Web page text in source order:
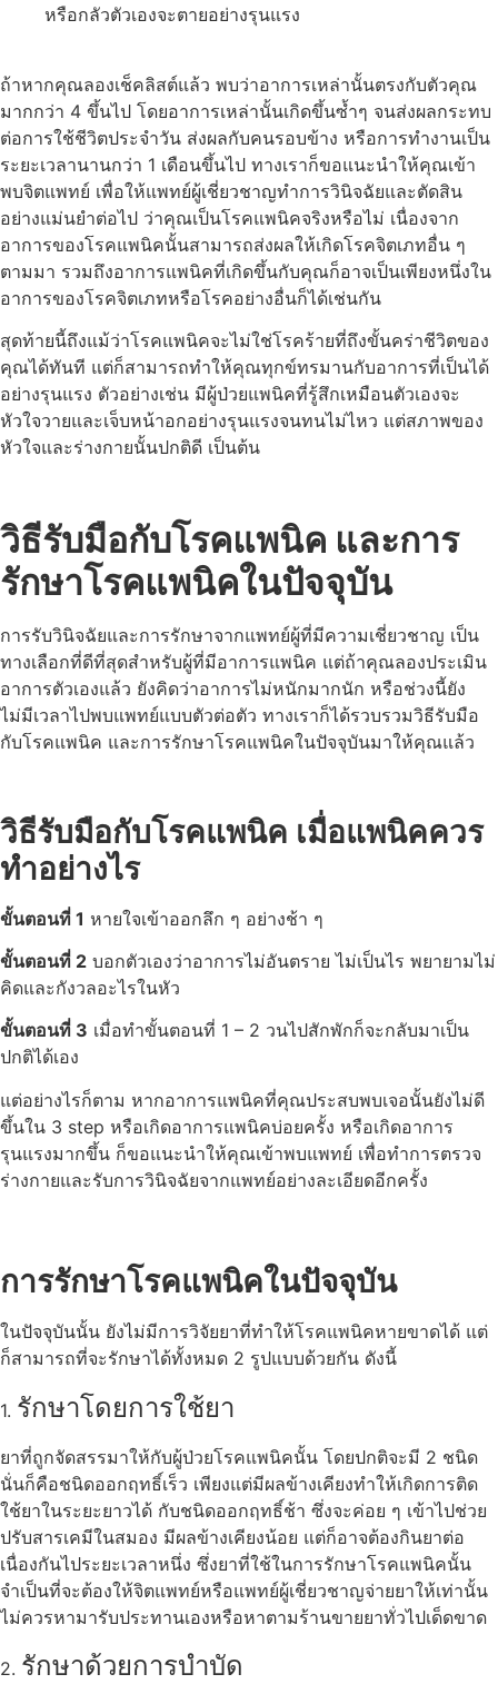
หรือกลัวตัวเองจะตายอย่างรุนแรง
ถ้าหากคุณลองเช็คลิสต์แล้ว พบว่าอาการเหล่านั้นตรงกับตัวคุณ
มากกว่า 4 ขึ้นไป โดยอาการเหล่านั้นเกิดขึ้นซ้ำๆ จนส่งผลกระทบ
ต่อการใช้ชีวิตประจำวัน ส่งผลกับคนรอบข้าง หรือการทำงานเป็น
ระยะเวลานานกว่า 1 เดือนขึ้นไป ทางเราก็ขอแนะนำให้คุณเข้า
พบจิตแพทย์ เพื่อให้แพทย์ผู้เชี่ยวชาญทำการวินิจฉัยและตัดสิน
อย่างแม่นยำต่อไป ว่าคุณเป็นโรคแพนิคจริงหรือไม่ เนื่องจาก
อาการของโรคแพนิคนั้นสามารถส่งผลให้เกิดโรคจิตเภทอื่น ๆ
ตามมา รวมถึงอาการแพนิคที่เกิดขึ้นกับคุณก็อาจเป็นเพียงหนึ่งใน
อาการของโรคจิตเภทหรือโรคอย่างอื่นก็ได้เช่นกัน
สุดท้ายนี้ถึงแม้ว่าโรคแพนิคจะไม่ใช่โรคร้ายที่ถึงขั้นคร่าชีวิตของ
คุณได้ทันที แต่ก็สามารถทำให้คุณทุกข์ทรมานกับอาการที่เป็นได้
อย่างรุนแรง ตัวอย่างเช่น มีผู้ป่วยแพนิคที่รู้สึกเหมือนตัวเองจะ
หัวใจวายและเจ็บหน้าอกอย่างรุนแรงจนทนไม่ไหว แต่สภาพของ
หัวใจและร่างกายนั้นปกติดี เป็นต้น
วิธีรับมือกับโรคแพนิค และการ
รักษาโรคแพนิคในปัจจุบัน
การรับวินิจฉัยและการรักษาจากแพทย์ผู้ที่มีความเชี่ยวชาญ เป็น
ทางเลือกที่ดีที่สุดสำหรับผู้ที่มีอาการแพนิค แต่ถ้าคุณลองประเมิน
อาการตัวเองแล้ว ยังคิดว่าอาการไม่หนักมากนัก หรือช่วงนี้ยัง
ไม่มีเวลาไปพบแพทย์แบบตัวต่อตัว ทางเราก็ได้รวบรวมวิธีรับมือ
กับโรคแพนิค และการรักษาโรคแพนิคในปัจจุบันมาให้คุณแล้ว
วิธีรับมือกับโรคแพนิค เมื่อแพนิคควร
ทำอย่างไร
ขั้นตอนที่ 1 หายใจเข้าออกลึก ๆ อย่างช้า ๆ
ขั้นตอนที่ 2 บอกตัวเองว่าอาการไม่อันตราย ไม่เป็นไร พยายามไม่
คิดและกังวลอะไรในหัว
ขั้นตอนที่ 3 เมื่อทำขั้นตอนที่ 1 – 2 วนไปสักพักก็จะกลับมาเป็น
ปกติได้เอง
แต่อย่างไรก็ตาม หากอาการแพนิคที่คุณประสบพบเจอนั้นยังไม่ดี
ขึ้นใน 3 step หรือเกิดอาการแพนิคบ่อยครั้ง หรือเกิดอาการ
รุนแรงมากขึ้น ก็ขอแนะนำให้คุณเข้าพบแพทย์ เพื่อทำการตรวจ
ร่างกายและรับการวินิจฉัยจากแพทย์อย่างละเอียดอีกครั้ง
การรักษาโรคแพนิคในปัจจุบัน
ในปัจจุบันนั้น ยังไม่มีการวิจัยยาที่ทำให้โรคแพนิคหายขาดได้ แต่
ก็สามารถที่จะรักษาได้ทั้งหมด 2 รูปแบบด้วยกัน ดังนี้
1. รักษาโดยการใช้ยา
ยาที่ถูกจัดสรรมาให้กับผู้ป่วยโรคแพนิคนั้น โดยปกติจะมี 2 ชนิด
นั่นก็คือชนิดออกฤทธิ์เร็ว เพียงแต่มีผลข้างเคียงทำให้เกิดการติด
ใช้ยาในระยะยาวได้ กับชนิดออกฤทธิ์ช้า ซึ่งจะค่อย ๆ เข้าไปช่วย
ปรับสารเคมีในสมอง มีผลข้างเคียงน้อย แต่ก็อาจต้องกินยาต่อ
เนื่องกันไประยะเวลาหนึ่ง ซึ่งยาที่ใช้ในการรักษาโรคแพนิคนั้น
จำเป็นที่จะต้องให้จิตแพทย์หรือแพทย์ผู้เชี่ยวชาญจ่ายยาให้เท่านั้น
ไม่ควรหามารับประทานเองหรือหาตามร้านขายยาทั่วไปเด็ดขาด
2. รักษาด้วยการบำบัด